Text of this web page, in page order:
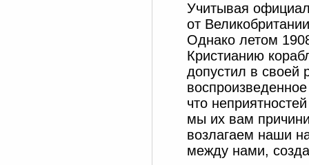
Учитывая
от
Однако летом
Кристианию
допустил в своей
что
мы их вам
возлагаем наши
между нами,